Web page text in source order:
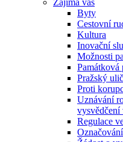
Zajímá vás
Byty
Cestovní
Kultura
Inovační
Možnosti
Památková
Pražský
Proti
Uznávání
vysvědčení
Regulace